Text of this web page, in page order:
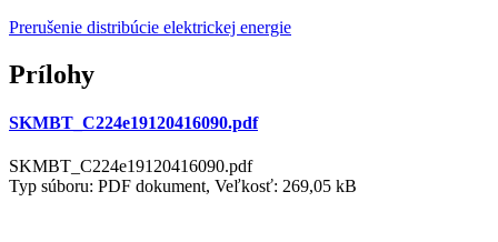
Prerušenie distribúcie elektrickej energie
Prílohy
SKMBT_C224e19120416090.pdf
SKMBT_C224e19120416090.pdf
Typ súboru: PDF dokument, Veľkosť: 269,05 kB